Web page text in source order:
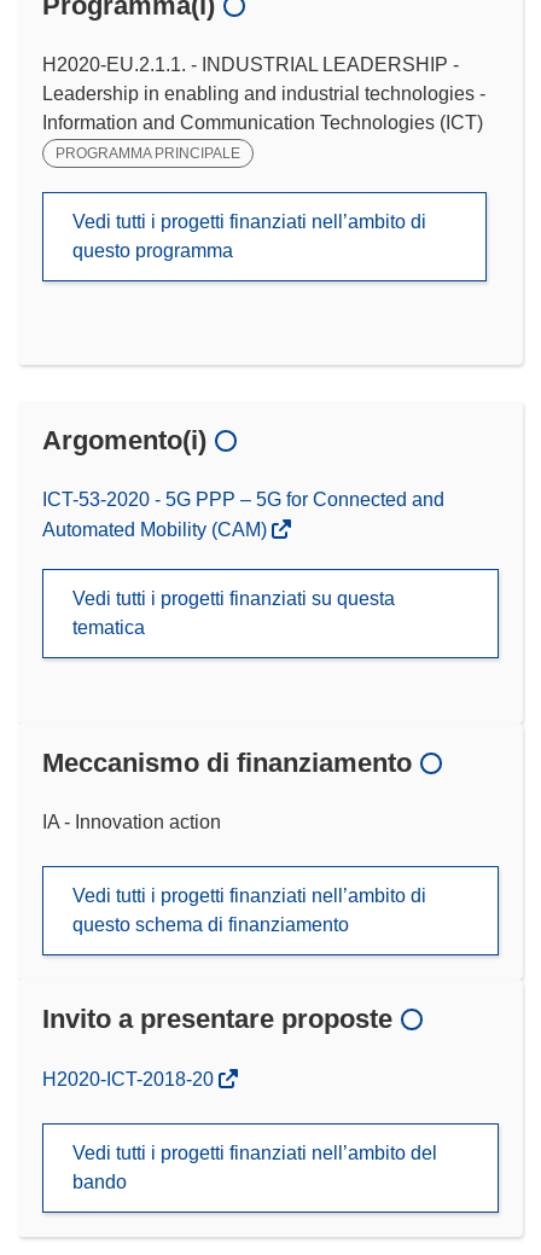
H2020-EU.2.1.1. - INDUSTRIAL LEADERSHIP -
Leadership in enabling and industrial technologies -
Information and Communication Technologies (ICT)
PROGRAMMA PRINCIPALE
Vedi tutti i progetti finanziati nell’ambito di
questo programma
Argomento(i)
ICT-53-2020 - 5G PPP – 5G for Connected and
Automated Mobility (CAM)
Vedi tutti i progetti finanziati su questa
tematica
Meccanismo di finanziamento
IA - Innovation action
Vedi tutti i progetti finanziati nell’ambito di
questo schema di finanziamento
Invito a presentare proposte
(si
nuova
H2020-ICT-2018-20
Vedi tutti i progetti finanziati nell’ambito del
bando